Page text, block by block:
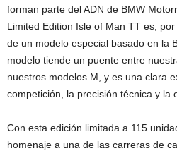
forman parte del ADN de BMW
Limited Edition Isle of Man TT es,
de un modelo especial basado en la
modelo tiende un puente entre
nuestros modelos M, y es una clara
competición, la precisión técnica y la
Con esta edición limitada a 115
homenaje a una de las carreras de